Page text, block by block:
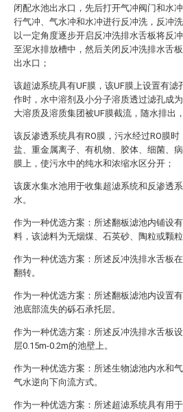
闭配水池出水口，先后打开气冲阀门和水
行气冲、气水冲和水冲进行反冲洗，反冲洗
以一定角度逐步开启反冲洗排水舌板将反
至泥水排放槽中，然后关闭反冲洗排水舌
出水口；
该超滤系统具有UF膜，该UF膜上设置有滤
作时，水中溶剂及小分子溶质透过滤孔成
大溶质及溶质集团被UF膜截流，随水排出
该反渗透系统具有RO膜，污水经过RO膜
盐、重金属离子、有机物、胶体、细菌、
膜上，使污水中的纯水和浓缩水区分开；
该废水集水池用于收集超滤系统和反渗透
水。
作为一种优选方案：所述翻板滤池内铺设
料，该滤料为无烟煤、石英砂、陶粒或颗粒
作为一种优选方案：所述反冲洗排水舌板在
翻转。
作为一种优选方案：所述翻板滤池内设置
池底部流失的砾石承托层。
作为一种优选方案：所述反冲洗排水舌板
层0.15m-0.2m的池壁上。
作为一种优选方案：所述生物滤池内水和
气水逆向下向流方式。
作为一种优选方案：所述超滤系统具有用